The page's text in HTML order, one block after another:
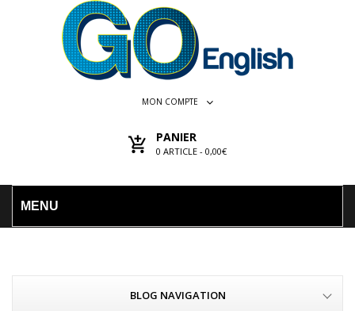
MON COMPTE
PANIER
0 ARTICLE - 0,00€
MENU
BLOG NAVIGATION